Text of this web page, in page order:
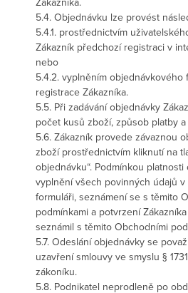
5.4. Objednávku lze provést
5.4.1. prostřednictvím
Zákazník předchozí registraci v
nebo
5.4.2. vyplněním objednávkového
registrace Zákazníka.
5.5. Při zadávání objednávky
počet kusů zboží, způsob platby
5.6. Zákazník provede závaznou
zboží prostřednictvím kliknutí na
objednávku“. Podmínkou
vyplnění všech povinných údajů
formuláři, seznámení se s těmito
podmínkami a potvrzení
seznámil s těmito Obchodními
5.7. Odeslání objednávky se
uzavření smlouvy ve smyslu §
zákoníku.
5.8. Podnikatel neprodleně po